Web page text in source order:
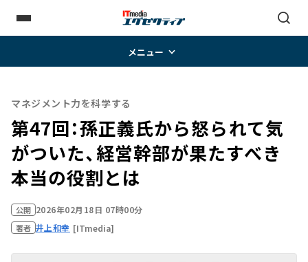
メニュー
マネジメント力を科学する
第47回：孫正義氏から怒られて気
がついた、経営幹部が果たすべき
本当の役割とは
公開 2026年02月18日 07時00分
著者 井上和幸 [ITmedia]